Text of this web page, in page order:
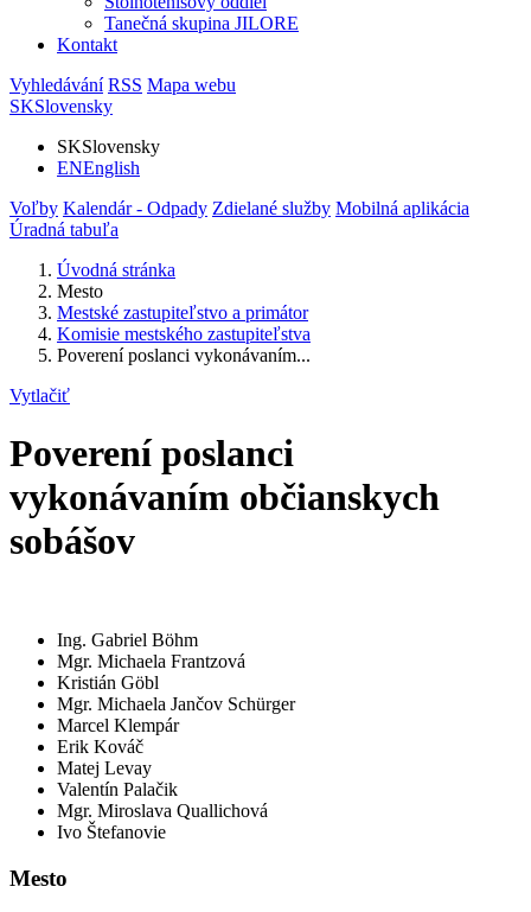
Tanečná skupina JILORE
Kontakt
Vyhledávání RSS Mapa webu
SKSlovensky
SKSlovensky
ENEnglish
Voľby Kalendár - Odpady Zdielané služby Mobilná aplikácia
Úradná tabuľa
Úvodná stránka
Mesto
Mestské zastupiteľstvo a primátor
Komisie mestského zastupiteľstva
Poverení poslanci vykonávaním...
Vytlačiť
Poverení poslanci
vykonávaním občianskych
sobášov
Ing. Gabriel Böhm
Mgr. Michaela Frantzová
Kristián Göbl
Mgr. Michaela Jančov Schürger
Marcel Klempár
Erik Kováč
Matej Levay
Valentín Palačik
Mgr. Miroslava Quallichová
Ivo Štefanovie
Mesto